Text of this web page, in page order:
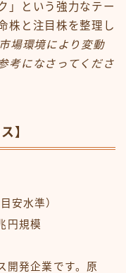
」という強力なテー
株と注目株を整理し
場環境により変動
考になさってくださ
】
安水準）
円規模
開発企業です。原